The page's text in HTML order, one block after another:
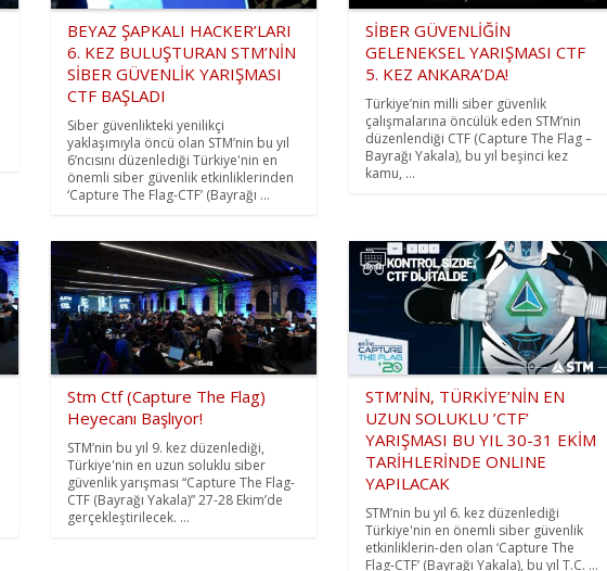
BEYAZ ŞAPKALI HACKER’LARI
6. KEZ BULUŞTURAN STM’NİN
SİBER GÜVENLİK YARIŞMASI
CTF BAŞLADI
Siber güvenlikteki yenilikçi
yaklaşımıyla öncü olan STM’nin bu yıl
6’ncısını düzenlediği Türkiye'nin en
önemli siber güvenlik etkinliklerinden
‘Capture The Flag-CTF’ (Bayrağı ...
SİBER GÜVENLİĞİN
GELENEKSEL YARIŞMASI CTF
5. KEZ ANKARA’DA!
Türkiye’nin milli siber güvenlik
çalışmalarına öncülük eden STM’nin
düzenlendiği CTF (Capture The Flag –
Bayrağı Yakala), bu yıl beşinci kez
kamu, ...
Stm Ctf (Capture The Flag)
Heyecanı Başlıyor!
STM’nin bu yıl 9. kez düzenlediği,
Türkiye'nin en uzun soluklu siber
güvenlik yarışması “Capture The Flag-
CTF (Bayrağı Yakala)” 27-28 Ekim’de
gerçekleştirilecek. ...
STM’NİN, TÜRKİYE’NİN EN
UZUN SOLUKLU ’CTF’
YARIŞMASI BU YIL 30-31 EKİM
TARİHLERİNDE ONLINE
YAPILACAK
STM’nin bu yıl 6. kez düzenlediği
Türkiye'nin en önemli siber güvenlik
etkinliklerin-den olan ‘Capture The
Flag-CTF’ (Bayrağı Yakala), bu yıl T.C. ...